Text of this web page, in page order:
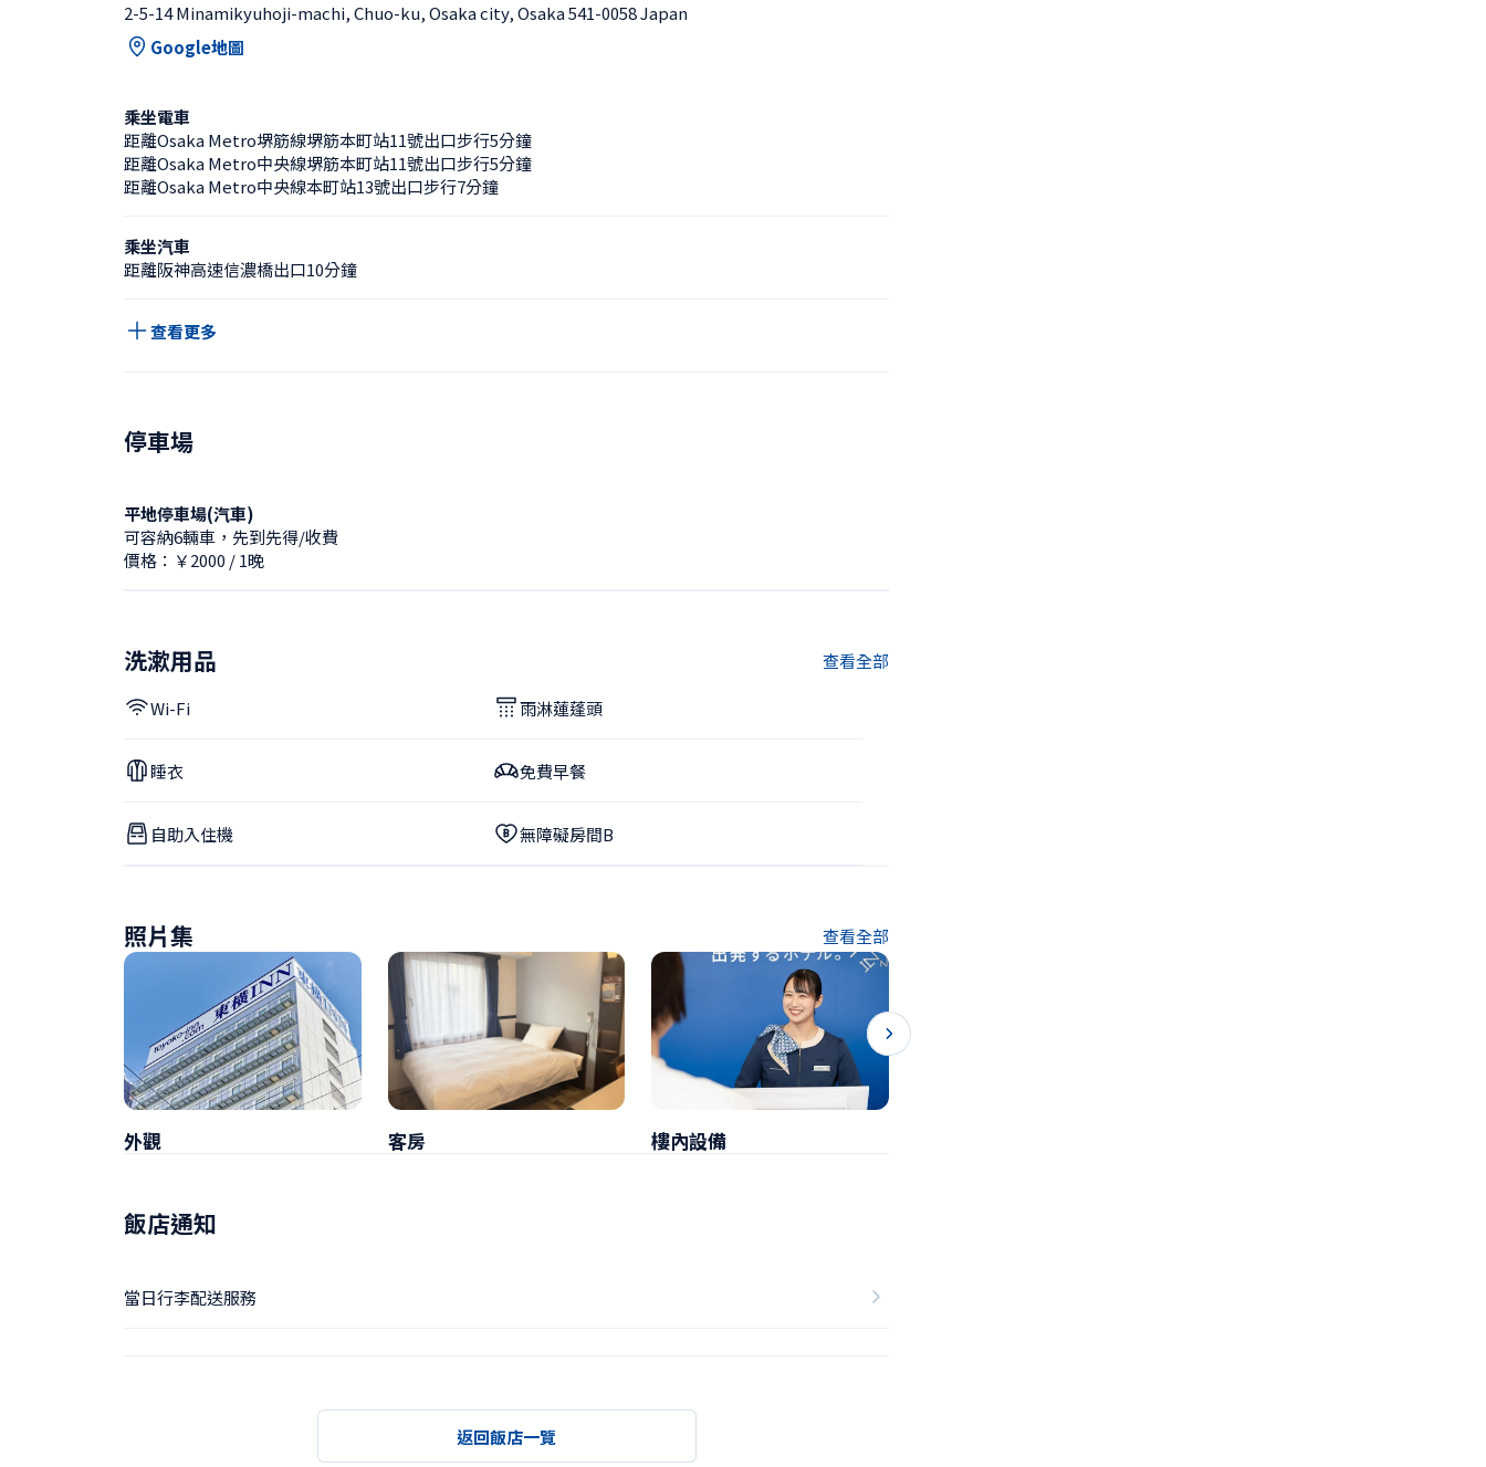
2-5-14 Minamikyuhoji-machi, Chuo-ku, Osaka city, Osaka 541-0058 Japan
Google地圖
乘坐電車
距離Osaka Metro堺筋線堺筋本町站11號出口步行5分鐘
距離Osaka Metro中央線堺筋本町站11號出口步行5分鐘
距離Osaka Metro中央線本町站13號出口步行7分鐘
乘坐汽車
距離阪神高速信濃橋出口10分鐘
查看更多
停車場
平地停車場(汽車)
可容納6輛車，先到先得/收費
價格：￥2000 / 1晚
洗漱用品 查看全部
Wi-Fi 雨淋蓮蓬頭
睡衣 免費早餐
自助入住機 無障礙房間B
照片集 查看全部
外觀 客房 樓內設備
飯店通知
當日行李配送服務
返回飯店一覽